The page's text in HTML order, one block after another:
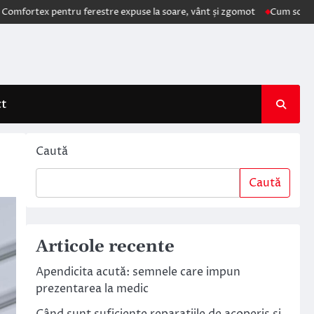
pentru ferestre expuse la soare, vânt și zgomot Cum schimbă AI
Caută
Caută
Articole recente
Apendicita acută: semnele care impun
prezentarea la medic